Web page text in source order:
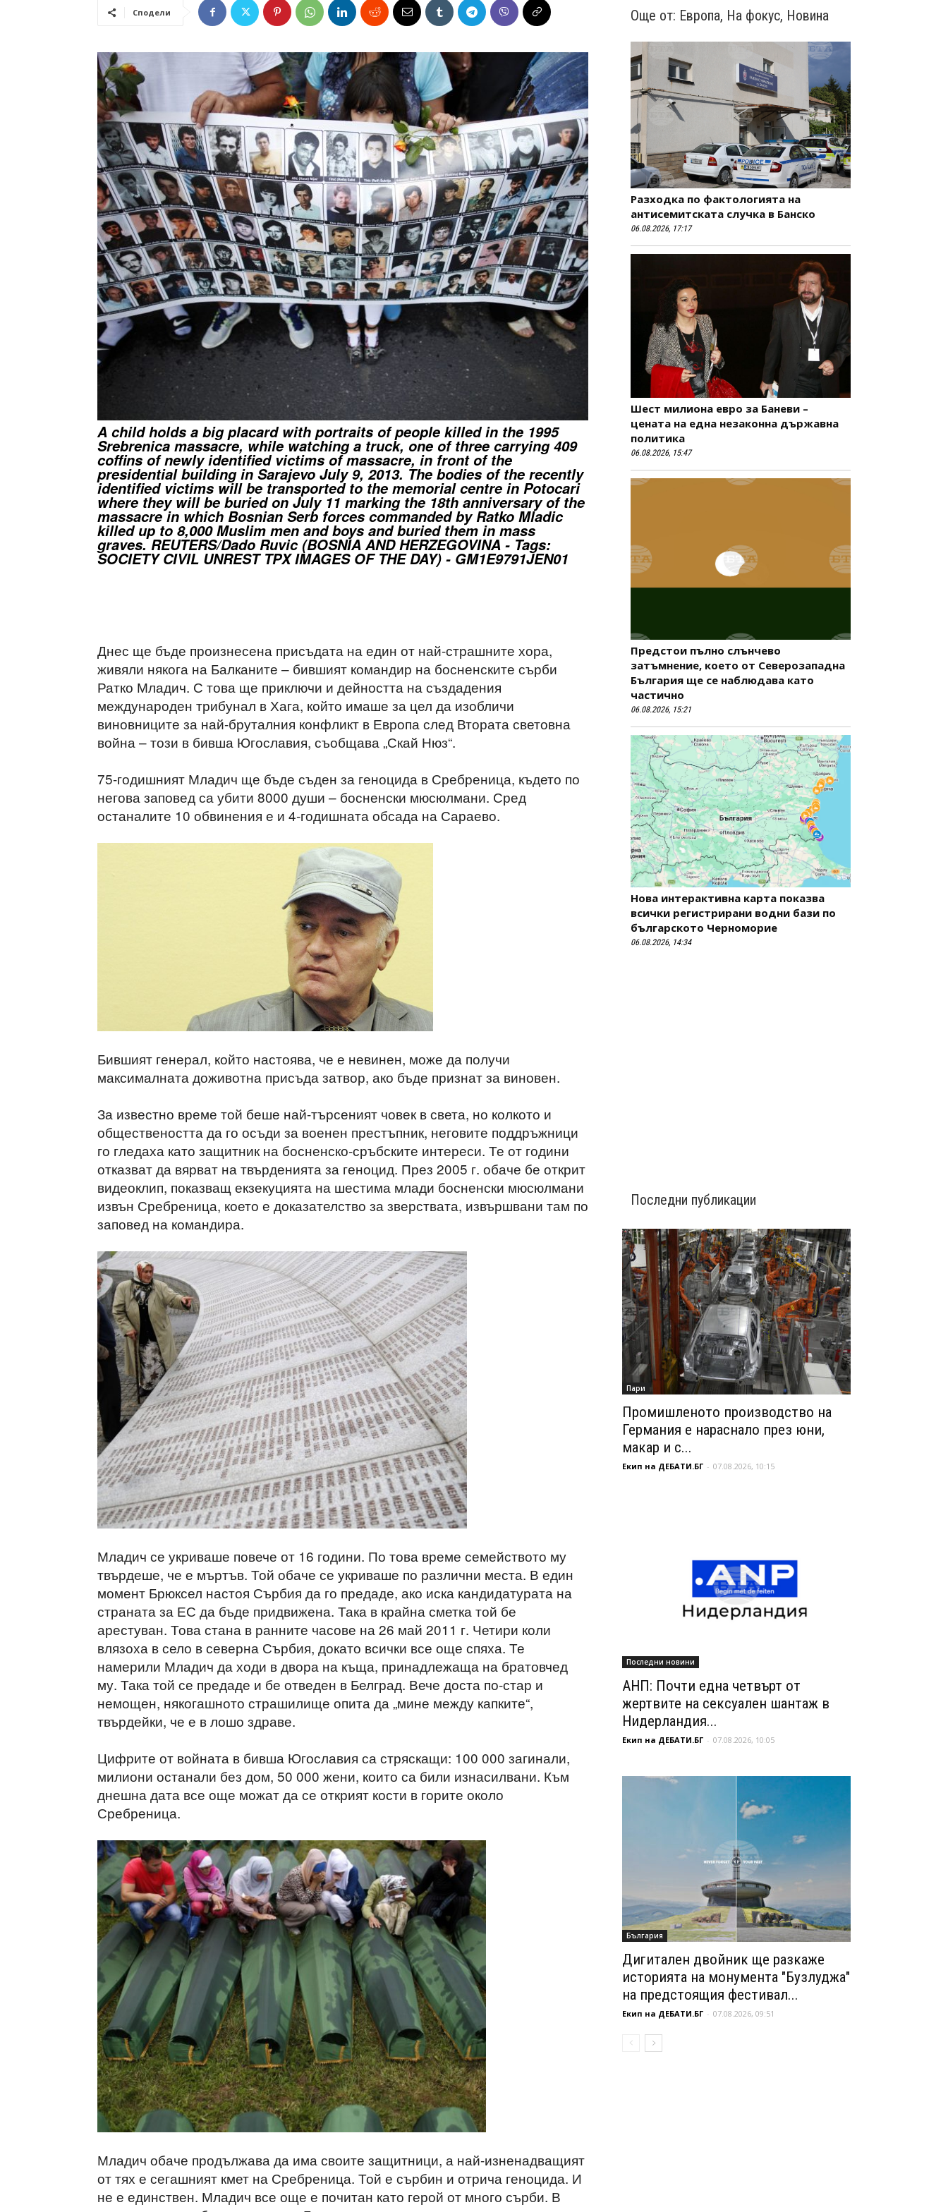
Сподели
A child holds a big placard with portraits of people killed in the 1995
Srebrenica massacre, while watching a truck, one of three carrying 409
coffins of newly identified victims of massacre, in front of the
presidential building in Sarajevo July 9, 2013. The bodies of the recently
identified victims will be transported to the memorial centre in Potocari
where they will be buried on July 11 marking the 18th anniversary of the
massacre in which Bosnian Serb forces commanded by Ratko Mladic
killed up to 8,000 Muslim men and boys and buried them in mass
graves. REUTERS/Dado Ruvic (BOSNIA AND HERZEGOVINA - Tags:
SOCIETY CIVIL UNREST TPX IMAGES OF THE DAY) - GM1E9791JEN01
Днес ще бъде произнесена присъдата на един от най-страшните хора,
живяли някога на Балканите – бившият командир на босненските сърби
Ратко Младич. С това ще приключи и дейността на създадения
международен трибунал в Хага, който имаше за цел да изобличи
виновниците за най-бруталния конфликт в Европа след Втората световна
война – този в бивша Югославия, съобщава „Скай Нюз“.
75-годишният Младич ще бъде съден за геноцида в Сребреница, където по
негова заповед са убити 8000 души – босненски мюсюлмани. Сред
останалите 10 обвинения е и 4-годишната обсада на Сараево.
Бившият генерал, който настоява, че е невинен, може да получи
максималната доживотна присъда затвор, ако бъде признат за виновен.
За известно време той беше най-търсеният човек в света, но колкото и
обществеността да го осъди за военен престъпник, неговите поддръжници
го гледаха като защитник на босненско-сръбските интереси. Те от години
отказват да вярват на твърденията за геноцид. През 2005 г. обаче бе открит
видеоклип, показващ екзекуцията на шестима млади босненски мюсюлмани
извън Сребреница, което е доказателство за зверствата, извършвани там по
заповед на командира.
Младич се укриваше повече от 16 години. По това време семейството му
твърдеше, че е мъртъв. Той обаче се укриваше по различни места. В един
момент Брюксел настоя Сърбия да го предаде, ако иска кандидатурата на
страната за ЕС да бъде придвижена. Така в крайна сметка той бе
арестуван. Това стана в ранните часове на 26 май 2011 г. Четири коли
влязоха в село в северна Сърбия, докато всички все още спяха. Те
намерили Младич да ходи в двора на къща, принадлежаща на братовчед
му. Така той се предаде и бе отведен в Белград. Вече доста по-стар и
немощен, някогашното страшилище опита да „мине между капките“,
твърдейки, че е в лошо здраве.
Цифрите от войната в бивша Югославия са стряскащи: 100 000 загинали,
милиони останали без дом, 50 000 жени, които са били изнасилвани. Към
днешна дата все още можат да се открият кости в горите около
Сребреница.
Младич обаче продължава да има своите защитници, а най-изненадващият
от тях е сегашният кмет на Сребреница. Той е сърбин и отрича геноцида. И
не е единствен. Младич все още е почитан като герой от много сърби. В
Още от: Европа, На фокус, Новина
Разходка по фактологията на
антисемитската случка в Банско
06.08.2026, 17:17
Шест милиона евро за Баневи –
цената на една незаконна държавна
политика
06.08.2026, 15:47
Предстои пълно слънчево
затъмнение, което от Северозападна
България ще се наблюдава като
частично
06.08.2026, 15:21
Нова интерактивна карта показва
всички регистрирани водни бази по
българското Черноморие
06.08.2026, 14:34
Последни публикации
Пари
Промишленото производство на
Германия е нараснало през юни,
макар и с...
Екип на ДЕБАТИ.БГ - 07.08.2026, 10:15
Последни новини
АНП: Почти една четвърт от
жертвите на сексуален шантаж в
Нидерландия...
Екип на ДЕБАТИ.БГ - 07.08.2026, 10:05
България
Дигитален двойник ще разкаже
историята на монумента "Бузлуджа"
на предстоящия фестивал...
Екип на ДЕБАТИ.БГ - 07.08.2026, 09:51